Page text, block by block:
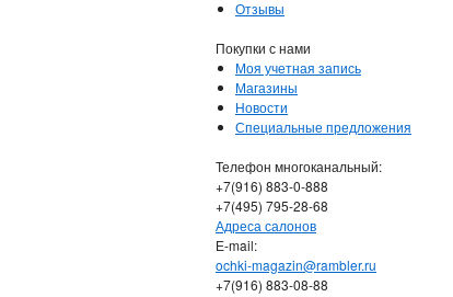
Отзывы
Покупки с нами
Моя учетная запись
Магазины
Новости
Специальные предложения
Телефон многоканальный:
+7(916) 883-0-888
+7(495) 795-28-68
Адреса салонов
Е-mail:
ochki-magazin@rambler.ru
+7(916) 883-08-88